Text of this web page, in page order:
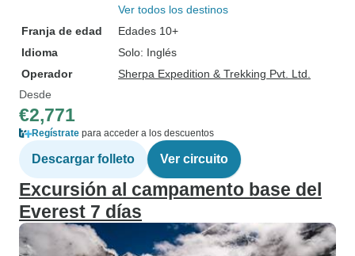
Ver todos los destinos
Franja de edad
Edades 10+
Idioma
Solo: Inglés
Operador
Sherpa Expedition & Trekking Pvt. Ltd.
Desde
€2,771
Regístrate para acceder a los descuentos
Descargar folleto Ver circuito
Excursión al campamento base del
Everest 7 días